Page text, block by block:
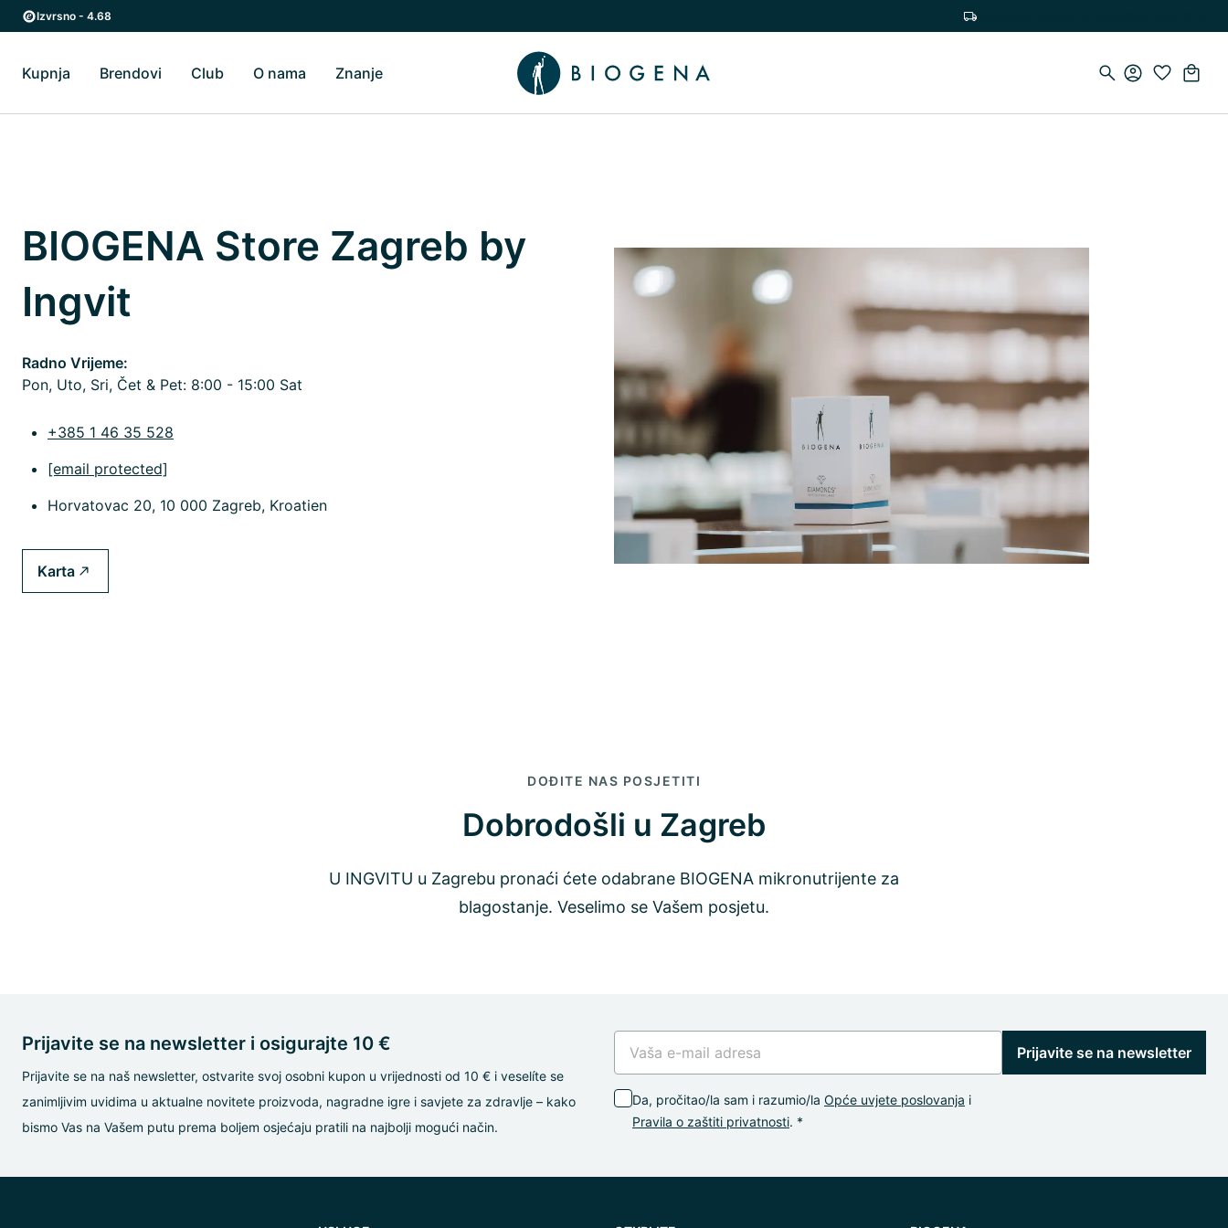
Preskoči na glavni sadržaj
Preskoči na glavnu navigaciju
Izvrsno - 4.68
Kupnja Uključi/isključi Kupnja podizbornik
Brendovi Uključi/isključi Brendovi podizbornik
Club O nama Uključi/isključi O nama podizbornik
Znanje Uključi/isključi Znanje podizbornik
BIOGENA Store Zagreb by
Ingvit
Radno Vrijeme:
Pon, Uto, Sri, Čet & Pet: 8:00 - 15:00 Sat
+385 1 46 35 528
[email protected]
Horvatovac 20, 10 000 Zagreb, Kroatien
Karta
DOĐITE NAS POSJETITI
Dobrodošli u Zagreb
U INGVITU u Zagrebu pronaći ćete odabrane BIOGENA mikronutrijente za
blagostanje. Veselimo se Vašem posjetu.
Prijavite se na newsletter i osigurajte 10 €
Prijavite se na naš newsletter, ostvarite svoj osobni kupon u vrijednosti od 10 € i veselíte se
zanimljivim uvidima u aktualne novitete proizvoda, nagradne igre i savjete za zdravlje – kako
bismo Vas na Vašem putu prema boljem osjećaju pratili na najbolji mogući način.
Da, pročitao/la sam i razumio/la Opće uvjete poslovanja i
Pravila o zaštiti privatnosti. *
Prijavite se na newsletter